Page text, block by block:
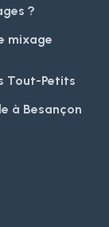
?
mixage
Tout-Petits
à Besançon